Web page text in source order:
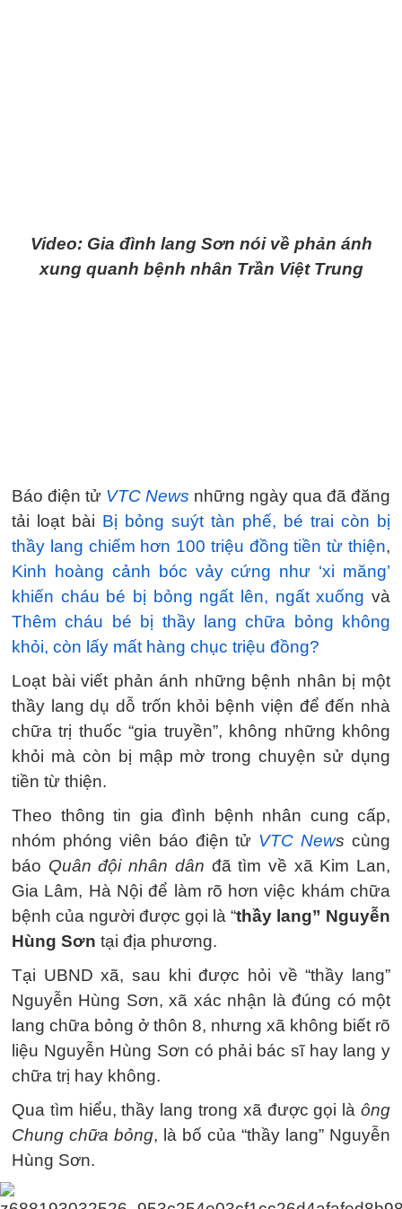
Video: Gia đình lang Sơn nói về phản ánh
xung quanh bệnh nhân Trần Việt Trung
Báo điện tử VTC News những ngày qua đã đăng
tải loạt bài Bị bỏng suýt tàn phế, bé trai còn bị
thầy lang chiếm hơn 100 triệu đồng tiền từ thiện,
Kinh hoàng cảnh bóc vảy cứng như ‘xi măng’
khiến cháu bé bị bỏng ngất lên, ngất xuống và
Thêm cháu bé bị thầy lang chữa bỏng không
khỏi, còn lấy mất hàng chục triệu đồng?
Loạt bài viết phản ánh những bệnh nhân bị một
thầy lang dụ dỗ trốn khỏi bệnh viện để đến nhà
chữa trị thuốc “gia truyền”, không những không
khỏi mà còn bị mập mờ trong chuyện sử dụng
tiền từ thiện.
Theo thông tin gia đình bệnh nhân cung cấp,
nhóm phóng viên báo điện tử VTC News cùng
báo Quân đội nhân dân đã tìm về xã Kim Lan,
Gia Lâm, Hà Nội để làm rõ hơn việc khám chữa
bệnh của người được gọi là “thầy lang” Nguyễn
Hùng Sơn tại địa phương.
Tại UBND xã, sau khi được hỏi về “thầy lang”
Nguyễn Hùng Sơn, xã xác nhận là đúng có một
lang chữa bỏng ở thôn 8, nhưng xã không biết rõ
liệu Nguyễn Hùng Sơn có phải bác sĩ hay lang y
chữa trị hay không.
Qua tìm hiểu, thầy lang trong xã được gọi là ông
Chung chữa bỏng, là bố của “thầy lang” Nguyễn
Hùng Sơn.